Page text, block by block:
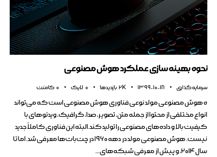
نحوه بهینه سازی عملکرد هوش مصنوعی
سرمایه گذاری 1399-10-18
2K بازدیدها 0 لایک 0 کامنت
ه هوش مصنوعی مولد نوعی فناوری هوش مصنوعی است که می‌تواند
انواع مختلفی از محتوا از جمله متن، تصویر، صدا، گرافیک، ویدئوهای با
کیفیت بالا و داده‌های مصنوعی را تولید کند.البته این فناوری کاملاً جدید
نیست. هوش مصنوعی مولد در دهه ۱۹۶۰ در چت‌بات‌ها معرفی شد. اما تا
سال ۲۰۱۴، و پیش از معرفی شبکه‌های…